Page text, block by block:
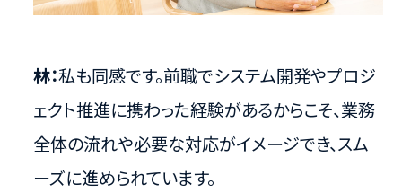
林：私も同感です。前職でシステム開発やプロジ
ェクト推進に携わった経験があるからこそ、業務
全体の流れや必要な対応がイメージでき、スム
ーズに進められています。